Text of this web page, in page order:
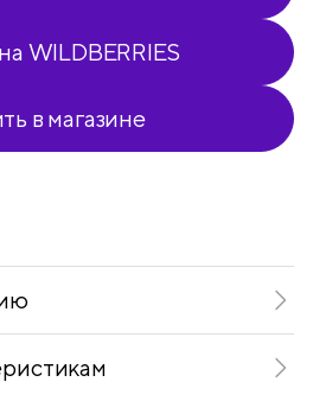
WILDBERRIES
в магазине